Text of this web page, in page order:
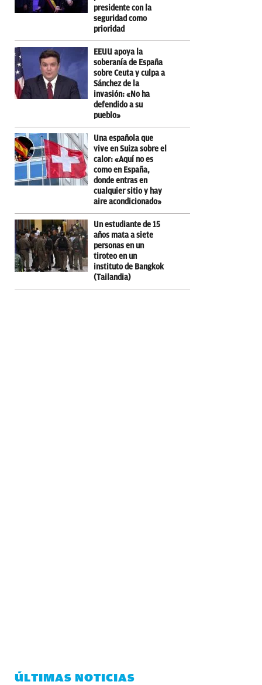
presidente con la
seguridad como
prioridad
EEUU apoya la
soberanía de España
sobre Ceuta y culpa a
Sánchez de la
invasión: «No ha
defendido a su
pueblo»
Una española que
vive en Suiza sobre el
calor: «Aquí no es
como en España,
donde entras en
cualquier sitio y hay
aire acondicionado»
Un estudiante de 15
años mata a siete
personas en un
tiroteo en un
instituto de Bangkok
(Tailandia)
ÚLTIMAS NOTICIAS